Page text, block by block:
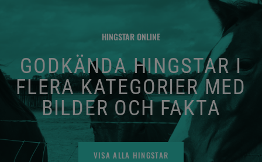
HINGSTAR ONLINE
GODKÄNDA HINGSTAR I
FLERA KATEGORIER MED
BILDER OCH FAKTA
VISA ALLA HINGSTAR